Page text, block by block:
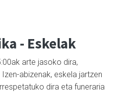
- Eskelak
arte jasoko dira,
abizenak, eskela jartzen
dira eta funeraria